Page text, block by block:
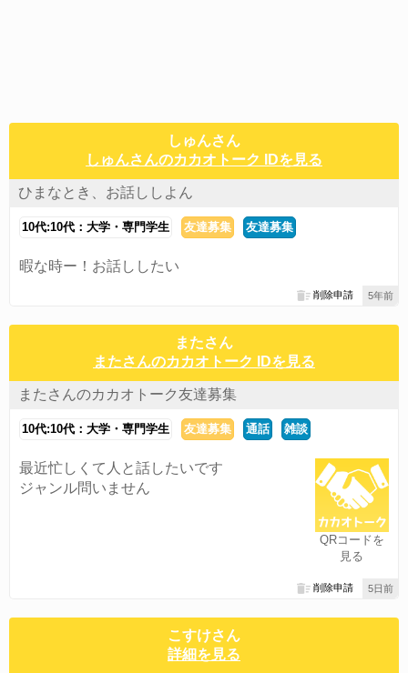
しゅんさん
しゅんさんのカカオトーク IDを見る
ひまなとき、お話ししよん
10代:10代：大学・専門学生 友達募集 友達募集
暇な時ー！お話ししたい
5年前
削除申請
またさん
またさんのカカオトーク IDを見る
またさんのカカオトーク友達募集
10代:10代：大学・専門学生 友達募集 通話 雑談
QRコードを
見る
最近忙しくて人と話したいです
ジャンル問いません
5日前
削除申請
こすけさん
詳細を見る